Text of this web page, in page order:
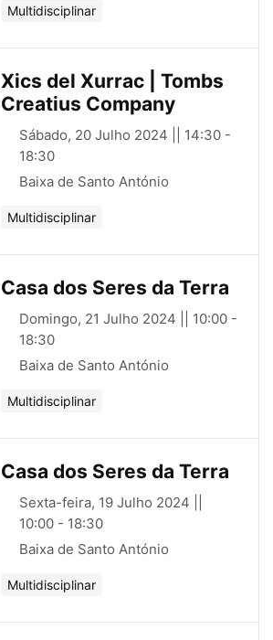
Multidisciplinar
Xics del Xurrac | Tombs
Creatius Company
Sábado, 20 Julho 2024 || 14:30 -
18:30
Baixa de Santo António
Multidisciplinar
Casa dos Seres da Terra
Domingo, 21 Julho 2024 || 10:00 -
18:30
Baixa de Santo António
Multidisciplinar
Casa dos Seres da Terra
Sexta-feira, 19 Julho 2024 ||
10:00 - 18:30
Baixa de Santo António
Multidisciplinar